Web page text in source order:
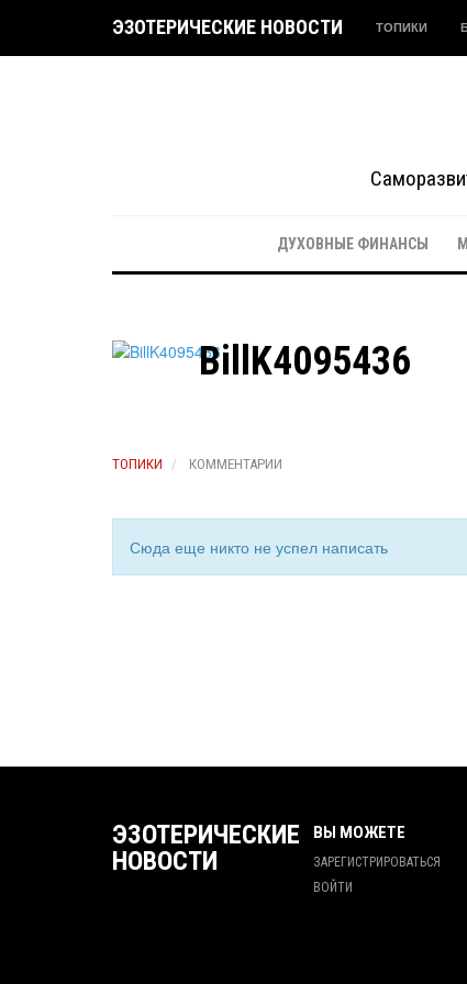
ЭЗОТЕРИЧЕСКИЕ НОВОСТИ ТОПИКИ
ДУХОВНЫЕ ФИНАНСЫ
BillK4095436
ТОПИКИ КОММЕНТАРИИ
Сюда еще никто не успел написать
ЭЗОТЕРИЧЕСКИЕ
НОВОСТИ
ВЫ МОЖЕТЕ
ЗАРЕГИСТРИРОВАТЬСЯ
ВОЙТИ